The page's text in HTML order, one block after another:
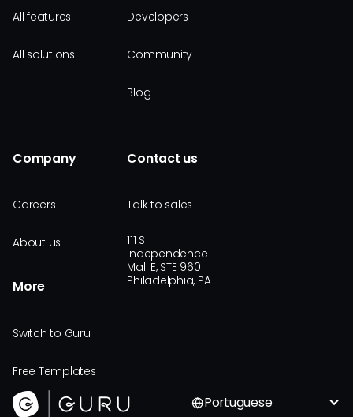
All features
All solutions
Developers
Community
Blog
Company
Careers
About us
More
Switch to Guru
Free Templates
Contact us
Talk to sales
111 S
Independence
Mall E, STE 960
Philadelphia, PA
Portuguese